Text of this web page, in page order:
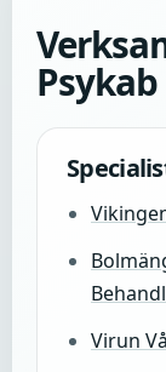
Virun